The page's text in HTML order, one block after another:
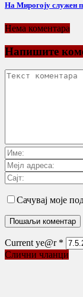
Нa Mирoгojу служeн
Нема коментара
Напишите
Сачувај моје
Current ye@r *
Слични чланци